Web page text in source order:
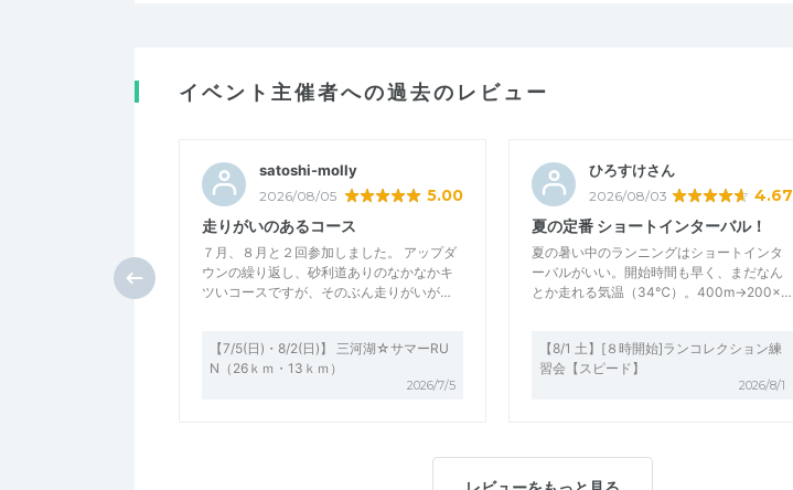
イベント主催者への過去のレビュー
satoshi-molly
2026/08/05 5.00
走りがいのあるコース
７月、８月と２回参加しました。 アップダ
ウンの繰り返し、砂利道ありのなかなかキ
ツいコースですが、そのぶん走りがいが…
【7/5(日)・8/2(日)】 三河湖☆サマーRU
N（26ｋｍ・13ｋｍ）
2026/7/5
ひろすけさん
2026/08/03 4.67
夏の定番 ショートインターバル！
夏の暑い中のランニングはショートインタ
ーバルがいい。開始時間も早く、まだなん
とか走れる気温（34℃）。400m→200×…
【8/1 土】[８時開始]ランコレクション練
習会【スピード】
2026/8/1